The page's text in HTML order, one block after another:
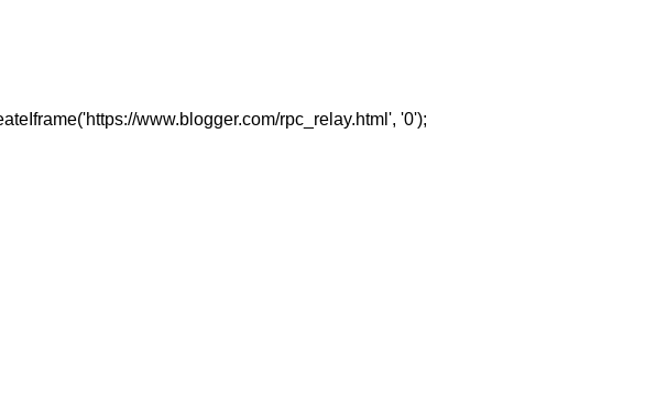
www.blogger.com/rpc_relay.html', '0');